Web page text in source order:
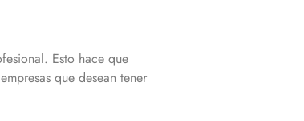
Esto hace que
que desean tener